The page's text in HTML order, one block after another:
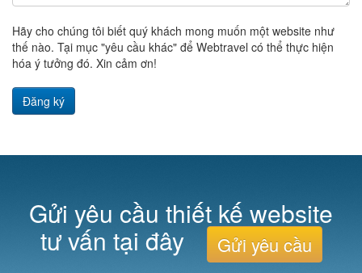
Hãy cho chúng tôi biết quý khách mong muốn một website như
thế nào. Tại mục "yêu cầu khác" để Webtravel có thể thực hiện
hóa ý tưởng đó. Xin cảm ơn!
Đăng ký
Gửi yêu cầu thiết kế website
tư vấn tại đây Gửi yêu cầu